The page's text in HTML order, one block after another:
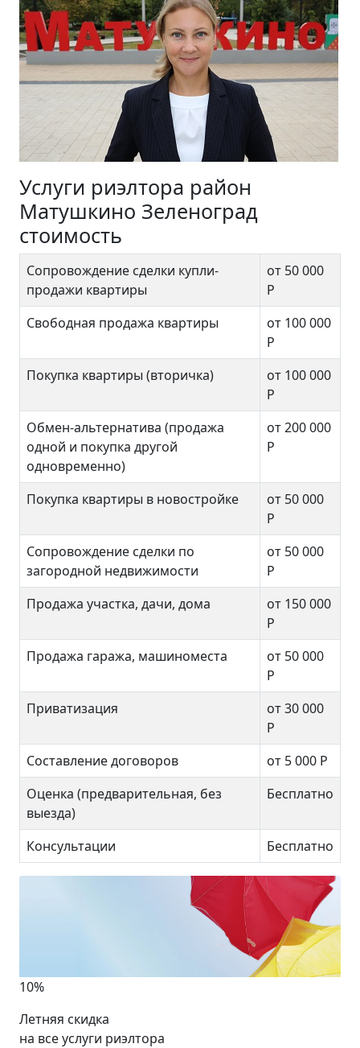
Услуги риэлтора район
Матушкино Зеленоград
стоимость
Сопровождение сделки купли-
продажи квартиры
от 50 000
Р
Свободная продажа квартиры
от 100 000
Р
Покупка квартиры (вторичка)
от 100 000
Р
Обмен-альтернатива (продажа
одной и покупка другой
одновременно)
от 200 000
Р
Покупка квартиры в новостройке
от 50 000
Р
Сопровождение сделки по
загородной недвижимости
от 50 000
Р
Продажа участка, дачи, дома
от 150 000
Р
Продажа гаража, машиноместа
от 50 000
Р
Приватизация
от 30 000
Р
Составление договоров
от 5 000 Р
Оценка (предварительная, без
выезда)
Бесплатно
Консультации Бесплатно
10%
Летняя скидка
на все услуги риэлтора